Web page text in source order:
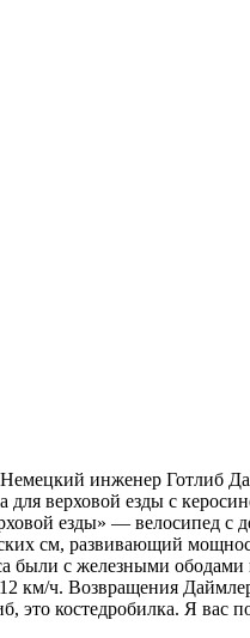
инженер Готлиб
верховой езды с
езды» — велосипед с
см, развивающий
были с железными
км/ч. Возвращения
это костедробилка. Я вас